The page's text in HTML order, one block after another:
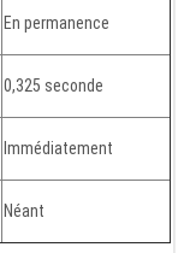
En permanence
0,325 seconde
Immédiatement
Néant